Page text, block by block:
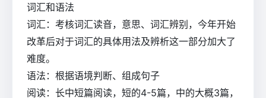
词汇和语法
词汇：考核词汇读音，意思、词汇辨别，今年开始
改革后对于词汇的具体用法及辨析这一部分加大了
难度。
语法：根据语境判断、组成句子
阅读：长中短篇阅读，短的4-5篇，中的大概3篇，